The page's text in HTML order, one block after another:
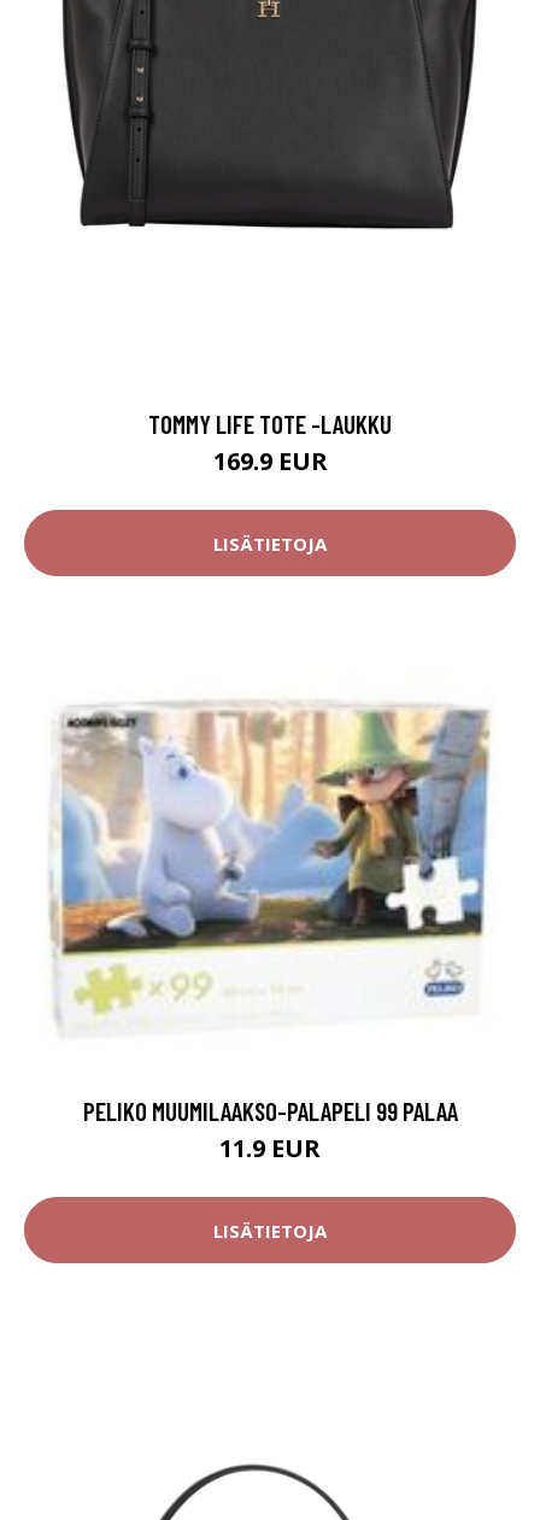
TOMMY LIFE TOTE -LAUKKU
169.9 EUR
LISÄTIETOJA
PELIKO MUUMILAAKSO-PALAPELI 99 PALAA
11.9 EUR
LISÄTIETOJA